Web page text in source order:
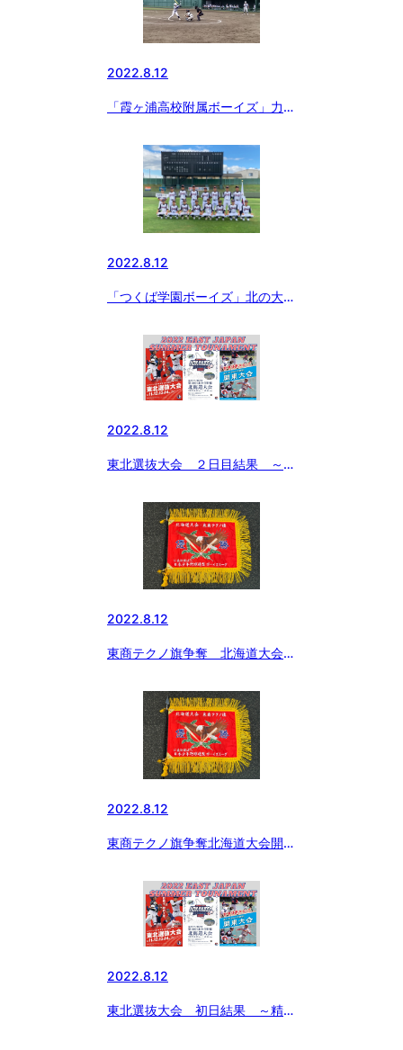
2022.8.12
「霞ヶ浦高校附属ボーイズ」力尽
2022.8.12
「つくば学園ボーイズ」北の大地
2022.8.12
東北選抜大会 ２日目結果 ～精
2022.8.12
東商テクノ旗争奪 北海道大会
2022.8.12
東商テクノ旗争奪北海道大会開会
2022.8.12
東北選抜大会 初日結果 ～精一